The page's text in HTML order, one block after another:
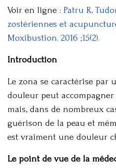
Voir en ligne : Patru R,
zostériennes et
Moxibustion. 2016 ;15(2).
Introduction
Le zona se caractérise par
douleur peut accompagner
mais, dans de nombreux
guérison de la peau et
est vraiment une douleur
Le point de vue de la